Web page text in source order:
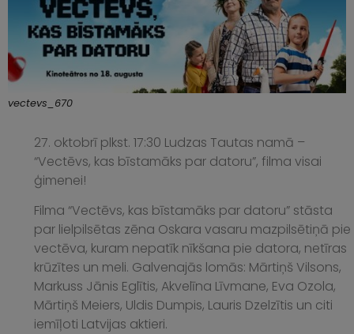
vectevs_670
27. oktobrī plkst. 17:30 Ludzas Tautas namā –
“Vectēvs, kas bīstamāks par datoru”, filma visai
ģimenei!
Filma “Vectēvs, kas bīstamāks par datoru” stāsta
par lielpilsētas zēna Oskara vasaru mazpilsētiņā pie
vectēva, kuram nepatīk nīkšana pie datora, netīras
krūzītes un meli. Galvenajās lomās: Mārtiņš Vilsons,
Markuss Jānis Eglītis, Akvelīna Līvmane, Eva Ozola,
Mārtiņš Meiers, Uldis Dumpis, Lauris Dzelzītis un citi
iemīļoti Latvijas aktieri.